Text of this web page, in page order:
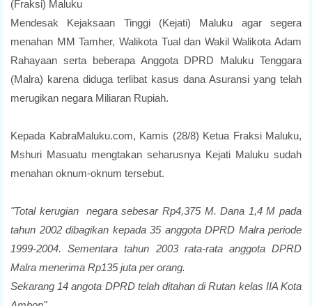
(Fraksi) Maluku
Mendesak Kejaksaan Tinggi (Kejati) Maluku agar segera
menahan MM Tamher, Walikota Tual dan Wakil Walikota Adam
Rahayaan serta beberapaAnggota DPRD Maluku Tenggara
(Malra) karena diduga terlibat kasus dana Asuransi yang telah
merugikan negara Miliaran Rupiah.
Kepada KabraMaluku.com, Kamis (28/8) Ketua Fraksi Maluku,
Mshuri Masuatu mengtakan seharusnya Kejati Maluku sudah
menahan oknum-oknum tersebut.
"Total kerugian negara sebesar Rp4,375 M. Dana 1,4 M pada
tahun 2002dibagikan kepada 35 anggota DPRD Malra periode
1999-2004. Sementara tahun 2003 rata-rata anggota DPRD
Malra menerima Rp135 juta per orang.
Sekarang 14 angota DPRD telah ditahan di Rutan kelas IIA Kota